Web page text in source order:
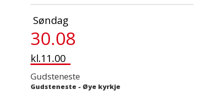
Søndag
30.08
kl.11.00
Gudsteneste
Gudsteneste - Øye kyrkje